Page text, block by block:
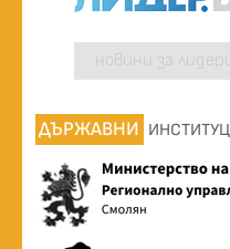
новини за
ДЪРЖАВНИ